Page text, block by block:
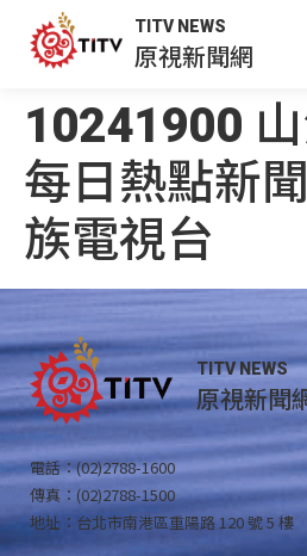
TITV NEWS
原視新聞網
10241900 山
每日熱點新
族電視台
TITV NEWS
原視新聞
電話：(02)2788-1600
傳真：(02)2788-1500
地址：台北市南港區重陽路 120 號 5 樓